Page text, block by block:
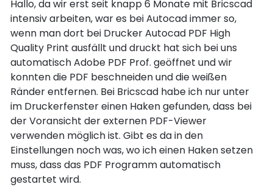
Hallo, da wir erst seit knapp 6 Monate mit Bricscad
intensiv arbeiten, war es bei Autocad immer so,
wenn man dort bei Drucker Autocad PDF High
Quality Print ausfällt und druckt hat sich bei uns
automatisch Adobe PDF Prof. geöffnet und wir
konnten die PDF beschneiden und die weißen
Ränder entfernen. Bei Bricscad habe ich nur unter
im Druckerfenster einen Haken gefunden, dass bei
der Voransicht der externen PDF-Viewer
verwenden möglich ist. Gibt es da in den
Einstellungen noch was, wo ich einen Haken setzen
muss, dass das PDF Programm automatisch
gestartet wird.